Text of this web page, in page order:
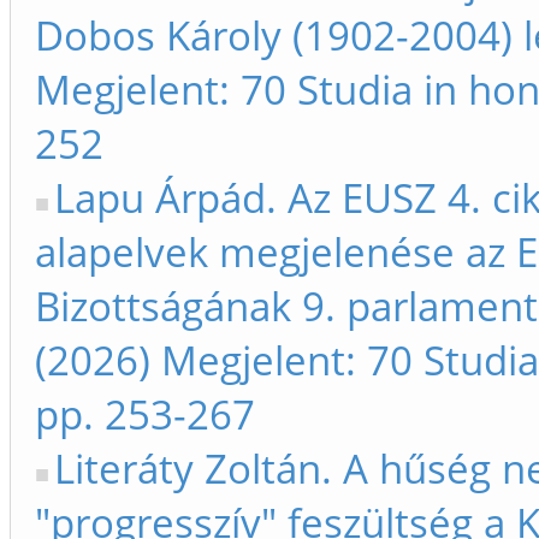
Dobos Károly (1902-2004)
Megjelent: 70 Studia in
252
Lapu Árpád. Az EUSZ 4.
alapelvek megjelenése az
Bizottságának 9.
(2026) Megjelent: 70
pp. 253-267
Literáty Zoltán. A hűség
"progresszív" feszültség a